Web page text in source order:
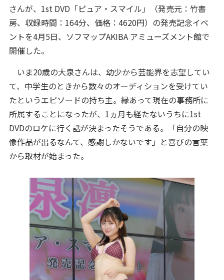
さんが、1st DVD「ピュア・スマイル」（発売元：竹書
房、収録時間：164分、価格：4620円）の発売記念イベ
ントを4月5日、ソフマップAKIBA アミューズメント館で
開催した。
いま20歳の大泉さんは、幼少から芸能界を志望してい
て、中学生のときから数々のオーディションを受けてい
たというエピソードの持ち主。縁あって現在の事務所に
所属することになったが、1ヵ月も経たないうちに1st
DVDのロケに行く話が決まったそうである。「自分の映
像作品が出るなんて、感謝しかないです」と喜びの言葉
から取材が始まった。